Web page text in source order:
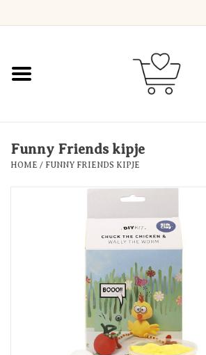
Home
Decoratie
Funny Friends kipje
HOME / FUNNY FRIENDS KIPJE